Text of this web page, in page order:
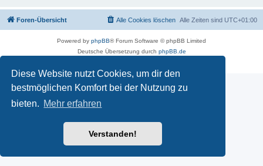
Diese Website nutzt Cookies, um dir den
bestmöglichen Komfort bei der Nutzung zu
bieten. Mehr erfahren
Verstanden!
Foren-Übersicht Alle Zeiten sind UTC+01:00
Alle Cookies löschen
Powered by phpBB® Forum Software © phpBB Limited
Deutsche Übersetzung durch phpBB.de